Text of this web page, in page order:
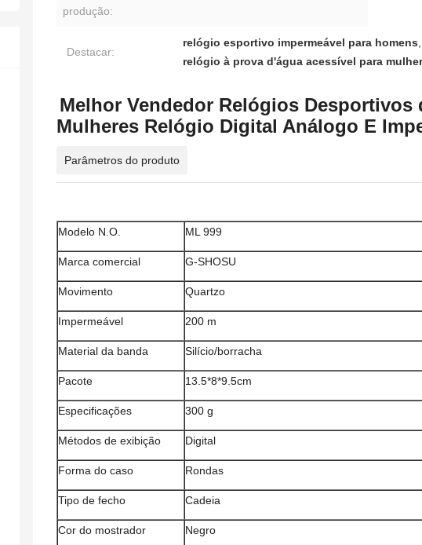
produção:
Destacar:
relógio esportivo impermeável para homens,
relógio à prova d'água acessível para
Melhor Vendedor Relógios Desportivos
Mulheres Relógio Digital Análogo E
Parâmetros do produto
Modelo N.O. ML 999
Marca comercial G-SHOSU
Movimento Quartzo
Impermeável 200 m
Material da banda Silício/borracha
Pacote 13.5*8*9.5cm
Especificações 300 g
Métodos de exibição Digital
Forma do caso Rondas
Tipo de fecho Cadeia
Cor do mostrador Negro